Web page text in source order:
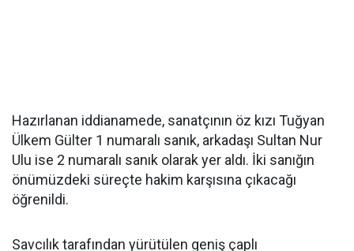
Hazırlanan iddianamede, sanatçının öz kızı Tuğyan
Ülkem Gülter 1 numaralı sanık, arkadaşı Sultan Nur
Ulu ise 2 numaralı sanık olarak yer aldı. İki sanığın
önümüzdeki süreçte hakim karşısına çıkacağı
öğrenildi.
Savcılık tarafından yürütülen geniş çaplı